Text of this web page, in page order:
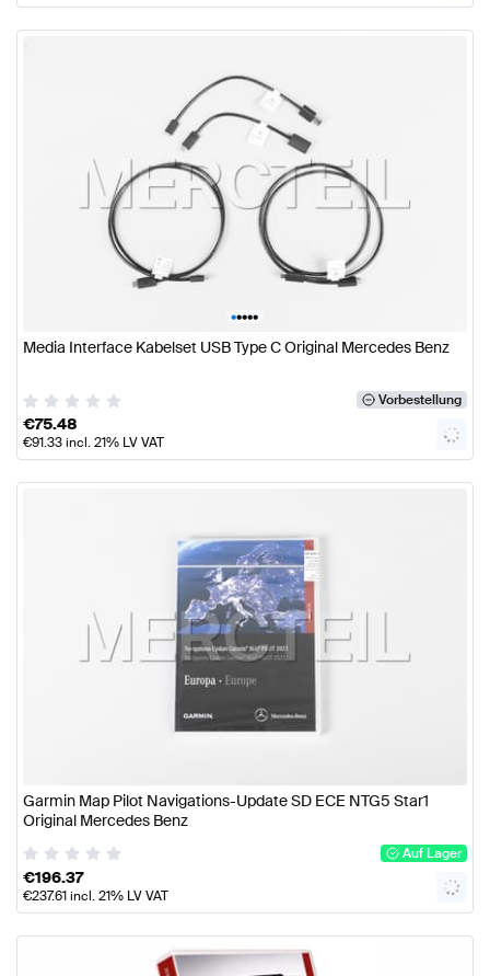
•••••
Media Interface Kabelset USB Type C Original Mercedes Benz
Vorbestellung
€75.48
€91.33incl. 21% LV VAT
Garmin Map Pilot Navigations-Update SD ECE NTG5 Star1
Original Mercedes Benz
Auf Lager
€196.37
€237.61incl. 21% LV VAT